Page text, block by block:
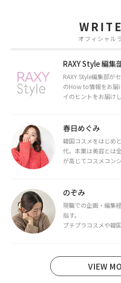
オフィシャル
RAXY Style 編集
RAXY Style編集部が
のHow to情報をお届
イのヒントをお届け
春日めぐみ
韓国コスメをはじめ
代。本業は美容とは
が高じてコスメコン
断・骨格診断による
のぞみ
現職での企画・編集
指す。
プチプラコスメや韓
日本化粧品検定1級保
VIEW